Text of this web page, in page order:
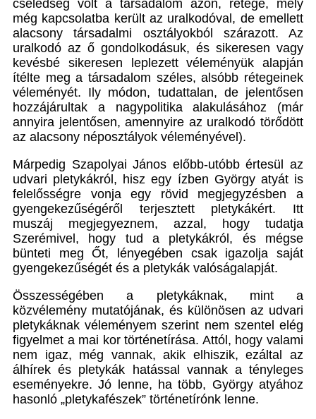
cselédség volt a társadalom azon, rétege, mely
még kapcsolatba került az uralkodóval, de emellett
alacsony társadalmi osztályokból szárazott. Az
uralkodó az ő gondolkodásuk, és sikeresen vagy
kevésbé sikeresen leplezett véleményük alapján
ítélte meg a társadalom széles, alsóbb rétegeinek
véleményét. Ily módon, tudattalan, de jelentősen
hozzájárultak a nagypolitika alakulásához (már
annyira jelentősen, amennyire az uralkodó törődött
az alacsony néposztályok véleményével).
Márpedig Szapolyai János előbb-utóbb értesül az
udvari pletykákról, hisz egy ízben György atyát is
felelősségre vonja egy rövid megjegyzésben a
gyengekezűségéről terjesztett pletykákért. Itt
muszáj megjegyeznem, azzal, hogy tudatja
Szerémivel, hogy tud a pletykákról, és mégse
bünteti meg Őt, lényegében csak igazolja saját
gyengekezűségét és a pletykák valóságalapját.
Összességében a pletykáknak, mint a
közvélemény mutatójának, és különösen az udvari
pletykáknak véleményem szerint nem szentel elég
figyelmet a mai kor történetírása. Attól, hogy valami
nem igaz, még vannak, akik elhiszik, ezáltal az
álhírek és pletykák hatással vannak a tényleges
eseményekre. Jó lenne, ha több, György atyához
hasonló „pletykafészek” történetírónk lenne.